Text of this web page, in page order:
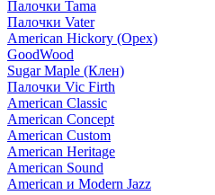
Палочки Tama
Палочки Vater
American Hickory (Орех)
GoodWood
Sugar Maple (Клен)
Палочки Vic Firth
American Classic
American Concept
American Custom
American Heritage
American Sound
American и Modern Jazz